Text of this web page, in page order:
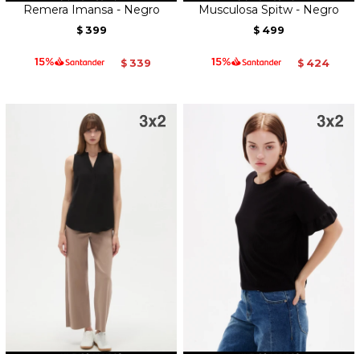
Remera Imansa - Negro
$ 399
$ 339
Musculosa Spitw - Negro
$ 499
$ 424